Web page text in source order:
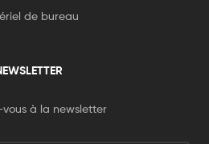
de bureau
à la newsletter